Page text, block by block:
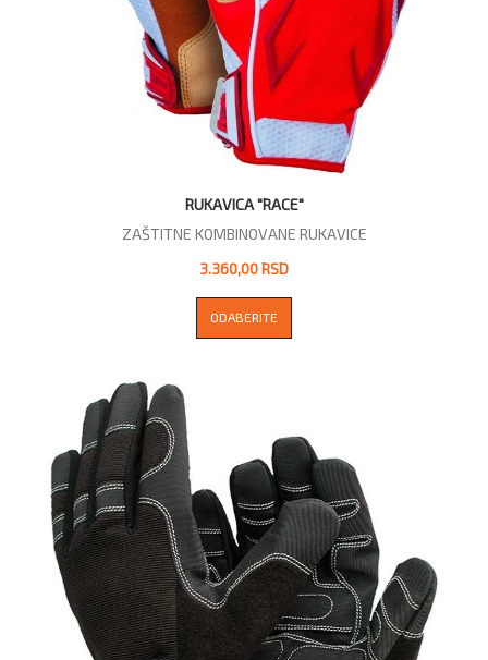
RUKAVICA "RACE"
ZAŠTITNE KOMBINOVANE RUKAVICE
3.360,00 RSD
ODABERITE